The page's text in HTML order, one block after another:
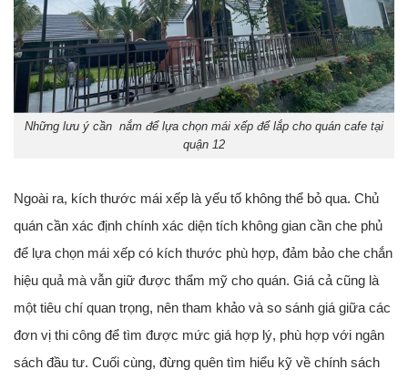
Những lưu ý cần nắm để lựa chọn mái xếp để lắp cho quán cafe tại
quận 12
Ngoài ra, kích thước mái xếp là yếu tố không thể bỏ qua. Chủ
quán cần xác định chính xác diện tích không gian cần che phủ
để lựa chọn mái xếp có kích thước phù hợp, đảm bảo che chắn
hiệu quả mà vẫn giữ được thẩm mỹ cho quán. Giá cả cũng là
một tiêu chí quan trọng, nên tham khảo và so sánh giá giữa các
đơn vị thi công để tìm được mức giá hợp lý, phù hợp với ngân
sách đầu tư. Cuối cùng, đừng quên tìm hiểu kỹ về chính sách